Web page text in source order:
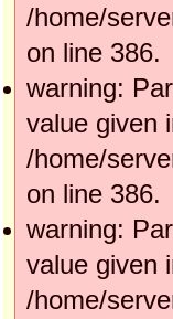
/home/
on line 386.
warning:
value given
/home/
on line 386.
warning:
value given
/home/